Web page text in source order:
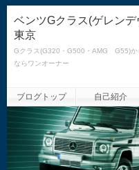
ベンツGクラス(ゲレン
東京
Gクラス(G320・G500・AMG G55)か
ならワンオーナー
ブログトップ 自己紹介